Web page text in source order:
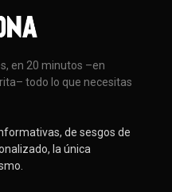
en 20 minutos –en
todo lo que necesitas
de sesgos de
la única